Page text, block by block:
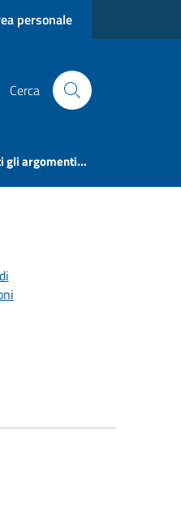
personale
Cerca
gli argomenti...